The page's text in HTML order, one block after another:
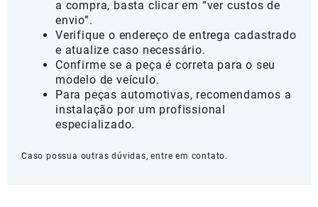
a compra, basta clicar em “ver custos de
envio”.
Verifique o endereço de entrega cadastrado
e atualize caso necessário.
Confirme se a peça é correta para o seu
modelo de veículo.
Para peças automotivas, recomendamos a
instalação por um profissional
especializado.
Caso possua outras dúvidas, entre em contato.